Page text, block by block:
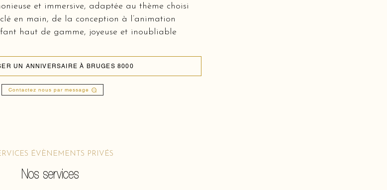
et immersive, adaptée au thème choisi
en main, de la conception à l’animation
haut de gamme, joyeuse et inoubliable
UN ANNIVERSAIRE À BRUGES 8000
Contactez nous par message
ÉVÈNEMENTS PRIVÉS
Nos services